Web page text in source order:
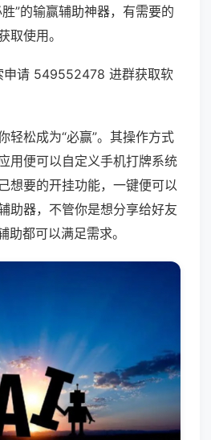
”的输赢辅助神器，有需要的
取使用。
申请 549552478 进群获取软
轻松成为“必赢”。其操作方式
用便可以自定义手机打牌系统
想要的开挂功能，一键便可以
助器，不管你是想分享给好友
助都可以满足需求。